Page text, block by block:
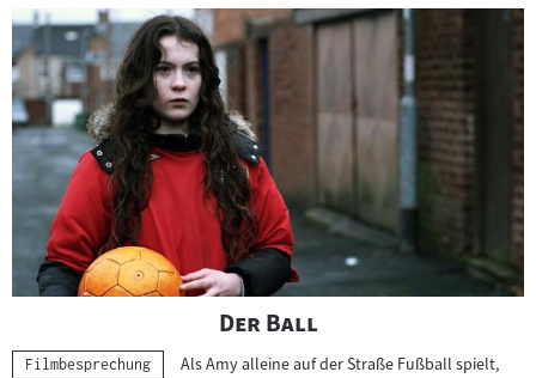
"
Der Ball"
Kategorie:
Filmbesprechung
Als Amy alleine auf der Straße Fußball spielt,